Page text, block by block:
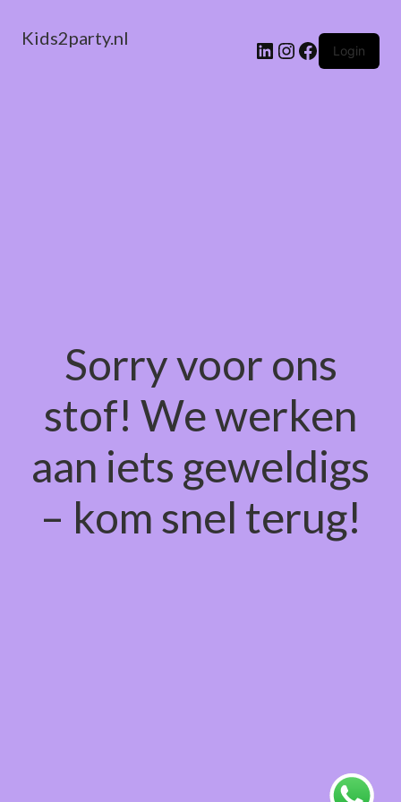
Kids2party.nl LinkedIn
Instagram
Facebook
Login
Sorry voor ons
stof! We werken
aan iets geweldigs
– kom snel terug!